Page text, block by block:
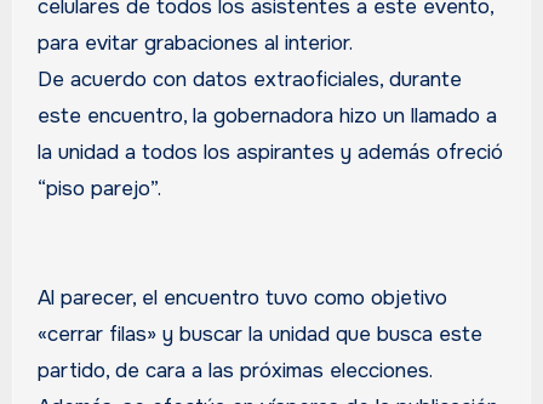
celulares de todos los asistentes a este evento,
para evitar grabaciones al interior.
De acuerdo con datos extraoficiales, durante
este encuentro, la gobernadora hizo un llamado a
la unidad a todos los aspirantes y además ofreció
“piso parejo”.
Al parecer, el encuentro tuvo como objetivo
«cerrar filas» y buscar la unidad que busca este
partido, de cara a las próximas elecciones.